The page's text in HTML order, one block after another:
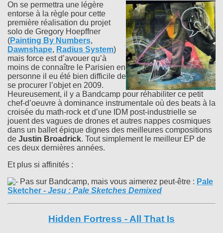
On se permettra une légère
entorse à la règle pour cette
première réalisation du projet
solo de Gregory Hoepffner
(Painting By Numbers,
Dawnshape, Radius System)
mais force est d’avouer qu’à
moins de connaître le Parisien en
personne il eu été bien difficile de
se procurer l’objet en 2009.
Heureusement, il y a Bandcamp pour réhabiliter ce petit
chef-d’oeuvre à dominance instrumentale où des beats à la
croisée du math-rock et d’une IDM post-industrielle se
jouent des vagues de drones et autres nappes cosmiques
dans un ballet épique dignes des meilleures compositions
de Justin Broadrick. Tout simplement le meilleur EP de
ces deux dernières années.
Et plus si affinités :
Pas sur Bandcamp, mais vous aimerez peut-être : Pale
Sketcher - Jesu : Pale Sketches Demixed
Hidden Fortress - All That Is